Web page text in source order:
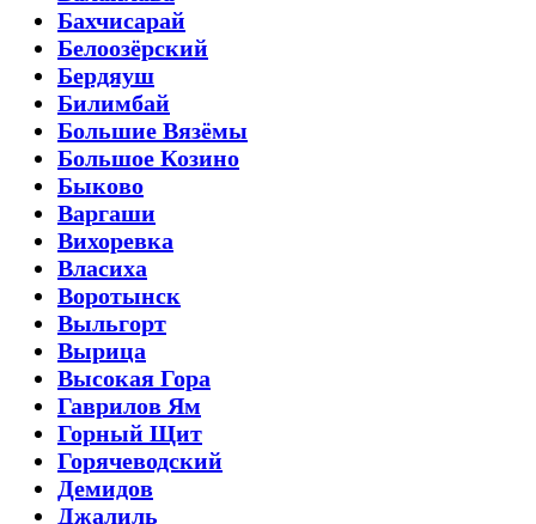
Бахчисарай
Белоозёрский
Бердяуш
Билимбай
Большие Вязёмы
Большое Козино
Быково
Варгаши
Вихоревка
Власиха
Воротынск
Выльгорт
Вырица
Высокая Гора
Гаврилов Ям
Горный Щит
Горячеводский
Демидов
Джалиль